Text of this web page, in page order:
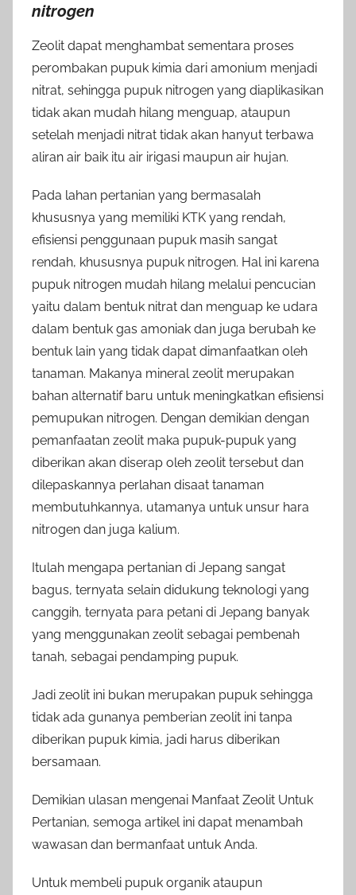
nitrogen
Zeolit dapat menghambat sementara proses
perombakan pupuk kimia dari amonium menjadi
nitrat, sehingga pupuk nitrogen yang diaplikasikan
tidak akan mudah hilang menguap, ataupun
setelah menjadi nitrat tidak akan hanyut terbawa
aliran air baik itu air irigasi maupun air hujan.
Pada lahan pertanian yang bermasalah
khususnya yang memiliki KTK yang rendah,
efisiensi penggunaan pupuk masih sangat
rendah, khususnya pupuk nitrogen. Hal ini karena
pupuk nitrogen mudah hilang melalui pencucian
yaitu dalam bentuk nitrat dan menguap ke udara
dalam bentuk gas amoniak dan juga berubah ke
bentuk lain yang tidak dapat dimanfaatkan oleh
tanaman. Makanya mineral zeolit merupakan
bahan alternatif baru untuk meningkatkan efisiensi
pemupukan nitrogen. Dengan demikian dengan
pemanfaatan zeolit maka pupuk-pupuk yang
diberikan akan diserap oleh zeolit tersebut dan
dilepaskannya perlahan disaat tanaman
membutuhkannya, utamanya untuk unsur hara
nitrogen dan juga kalium.
Itulah mengapa pertanian di Jepang sangat
bagus, ternyata selain didukung teknologi yang
canggih, ternyata para petani di Jepang banyak
yang menggunakan zeolit sebagai pembenah
tanah, sebagai pendamping pupuk.
Jadi zeolit ini bukan merupakan pupuk sehingga
tidak ada gunanya pemberian zeolit ini tanpa
diberikan pupuk kimia, jadi harus diberikan
bersamaan.
Demikian ulasan mengenai Manfaat Zeolit Untuk
Pertanian, semoga artikel ini dapat menambah
wawasan dan bermanfaat untuk Anda.
Untuk membeli pupuk organik ataupun